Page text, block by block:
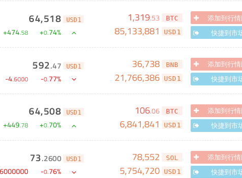
64,518 USD1
+474.58 +0.74%
1,319.53 BTC
85,133,881 USD1
添加到行
快捷到市
592.47 USD1
-4.6000 -0.77%
36,738 BNB
21,766,386 USD1
添加到行
快捷到市
64,508 USD1
+449.78 +0.70%
106.06 BTC
6,841,841 USD1
添加到行
快捷到市
73.2600 USD1
-0.76%
78,552 SOL
5,754,720 USD1
添加到行
快捷到市